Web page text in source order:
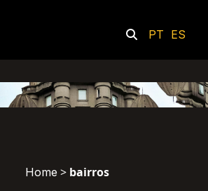
PT ES
Home > bairros